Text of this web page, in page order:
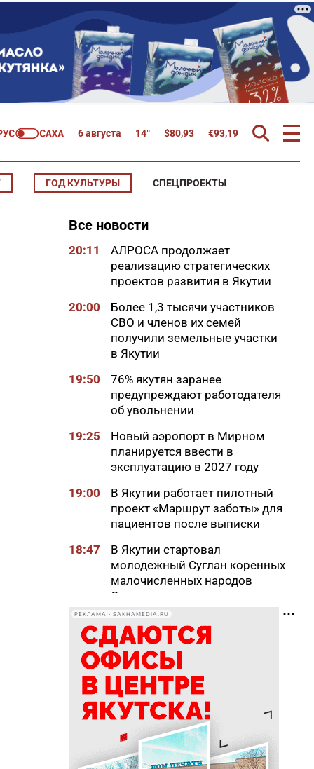
6 августа 14° $80,93 €93,19
ГОД КУЛЬТУРЫ СПЕЦПРОЕКТЫ
Все новости
20:11
АЛРОСА продолжает
реализацию стратегических
проектов развития в Якутии
20:00
Более 1,3 тысячи участников
СВО и членов их семей
получили земельные участки
в Якутии
19:50
76% якутян заранее
предупреждают работодателя
об увольнении
19:25
Новый аэропорт в Мирном
планируется ввести в
эксплуатацию в 2027 году
19:00
В Якутии работает пилотный
проект «Маршрут заботы» для
пациентов после выписки
18:47
В Якутии стартовал
молодежный Суглан коренных
малочисленных народов
Севера
18:40
В Якутии заготовлено более
65% от годового плана сырого
молока
18:29
Якутские механики
восстановили две единицы
спецтехники в зоне СВО
В АЗС Южной Якутии ситуация
стабилизируется
РЕКЛАМА • SAKHAMEDIA.RU